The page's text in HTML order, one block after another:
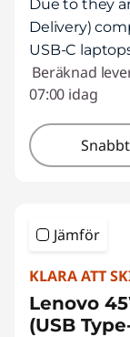
Due to they
Delivery)
USB-C
Beräknad
07:00 idag
Jämför
KLARA ATT
Lenovo
(USB